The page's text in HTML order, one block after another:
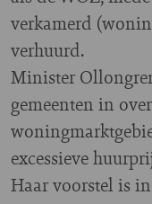
verkamerd
verhuurd.
Minister
gemeenten in
excessieve
Haar voorstel is